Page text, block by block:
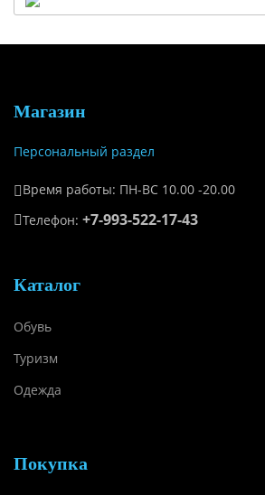
Магазин
Персональный раздел
Время работы: ПН-ВС 10.00 -20.00
Телефон: +7-993-522-17-43
Каталог
Обувь
Туризм
Одежда
Покупка